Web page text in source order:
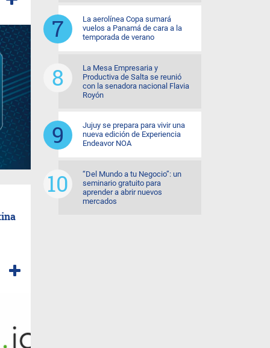
La aerolínea Copa sumará
vuelos a Panamá de cara a la
temporada de verano
La Mesa Empresaria y
Productiva de Salta se reunió
con la senadora nacional Flavia
Royón
Jujuy se prepara para vivir una
nueva edición de Experiencia
Endeavor NOA
“Del Mundo a tu Negocio”: un
seminario gratuito para
aprender a abrir nuevos
mercados